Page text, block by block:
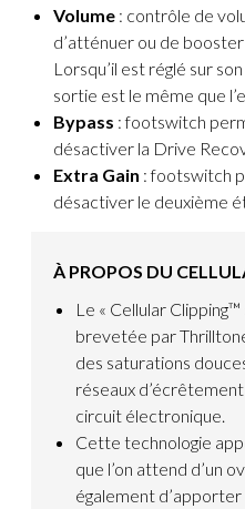
Volume : contrôle de
d’atténuer ou de
Lorsqu’il est réglé sur
sortie est le même que
Bypass : footswitch
désactiver la Drive
Extra Gain : footswitch
désactiver le deuxième
À PROPOS DU
Le « Cellular
brevetée par
des saturations
réseaux
circuit électronique.
Cette technologie
que l’on attend d’un
également d’apporter